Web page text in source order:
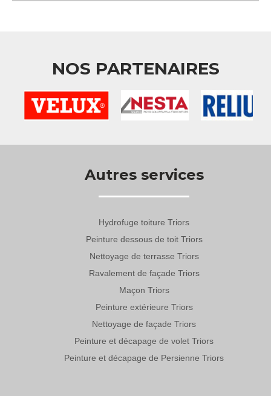
NOS PARTENAIRES
Autres services
Hydrofuge toiture Triors
Peinture dessous de toit Triors
Nettoyage de terrasse Triors
Ravalement de façade Triors
Maçon Triors
Peinture extérieure Triors
Nettoyage de façade Triors
Peinture et décapage de volet Triors
Peinture et décapage de Persienne Triors